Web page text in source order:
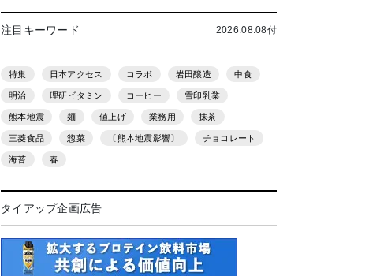
注目キーワード 2026.08.08付
特集 日本アクセス コラボ 岩田醸造 中食
明治 理研ビタミン コーヒー 雪印乳業
熊本地震 麺 値上げ 業務用 抹茶
三菱食品 惣菜 〔熊本地震影響〕 チョコレート
海苔 春
タイアップ企画広告